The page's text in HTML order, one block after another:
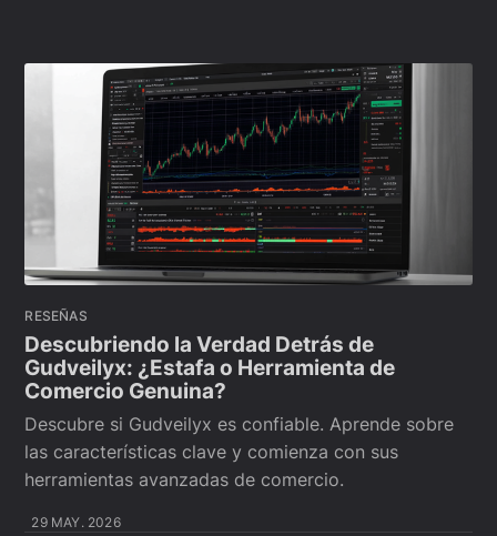
RESEÑAS
Descubriendo la Verdad Detrás de
Gudveilyx: ¿Estafa o Herramienta de
Comercio Genuina?
Descubre si Gudveilyx es confiable. Aprende sobre
las características clave y comienza con sus
herramientas avanzadas de comercio.
29 MAY. 2026